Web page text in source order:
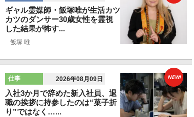
ギャル霊媒師・飯塚唯が生活カツ
カツのダンサー30歳女性を霊視
した結果が怖す...
飯塚 唯
仕事 2026年08月09日
入社3か月で辞めた新入社員、退
職の挨拶に持参したのは“菓子折
り”ではなく…...
NEW!